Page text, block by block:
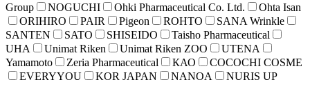
Group
NOGUCHI Ohki Pharmaceutical Co. Ltd.
Ohta Isan
ORIHIRO
PAIR Pigeon ROHTO
SANA Wrinkle
SANTEN
SATO SHISEIDO
Taisho Pharmaceutical
UHA
Unimat Riken Unimat Riken ZOO
UTENA
Yamamoto
Zeria Pharmaceutical КАО
COCOCHI COSME
EVERYYOU
KOR JAPAN NANOA NURIS UP